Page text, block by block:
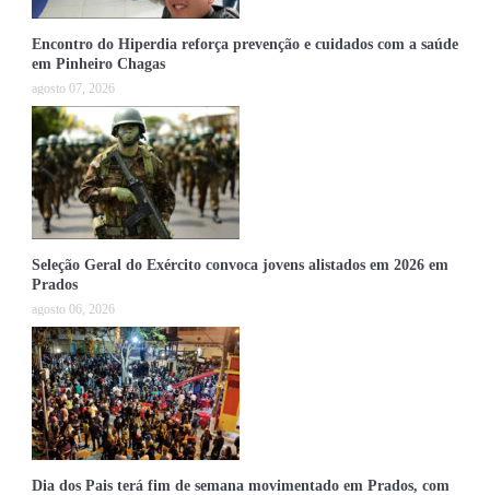
Encontro do Hiperdia reforça prevenção e cuidados com a saúde
em Pinheiro Chagas
agosto 07, 2026
Seleção Geral do Exército convoca jovens alistados em 2026 em
Prados
agosto 06, 2026
Dia dos Pais terá fim de semana movimentado em Prados, com